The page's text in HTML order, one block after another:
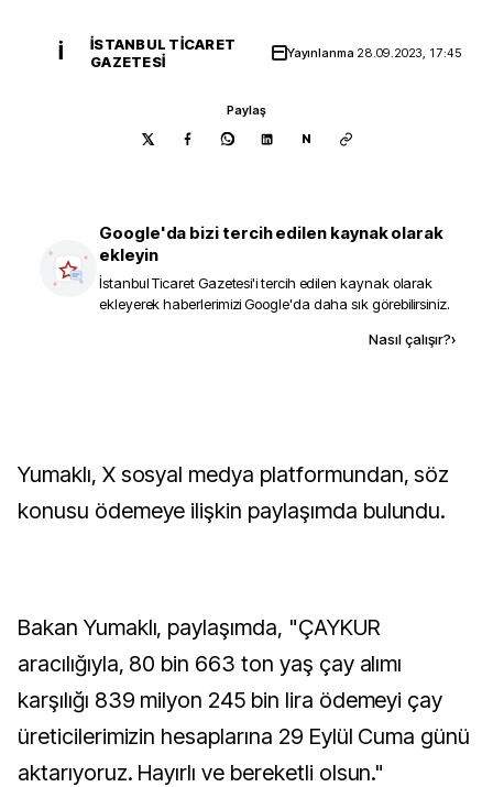
İ
İSTANBUL TICARET
GAZETESI
Yayınlanma 28.09.2023, 17:45
Paylaş
N
Google'da bizi tercih edilen kaynak olarak
ekleyin
İstanbul Ticaret Gazetesi'i tercih edilen kaynak olarak
ekleyerek haberlerimizi Google'da daha sık görebilirsiniz.
Nasıl çalışır?›
Yumaklı, X sosyal medya platformundan, söz
konusu ödemeye ilişkin paylaşımda bulundu.
Bakan Yumaklı, paylaşımda, "ÇAYKUR
aracılığıyla, 80 bin 663 ton yaş çay alımı
karşılığı 839 milyon 245 bin lira ödemeyi çay
üreticilerimizin hesaplarına 29 Eylül Cuma günü
aktarıyoruz. Hayırlı ve bereketli olsun."